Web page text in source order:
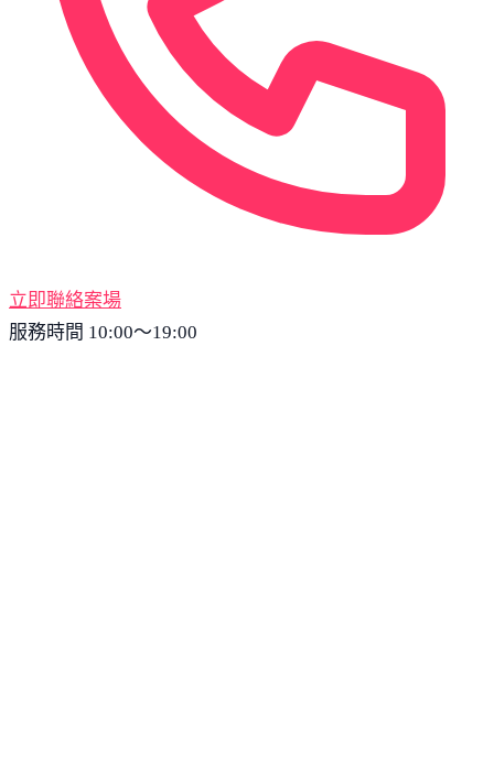
立即聯絡案場
服務時間 10:00～19:00